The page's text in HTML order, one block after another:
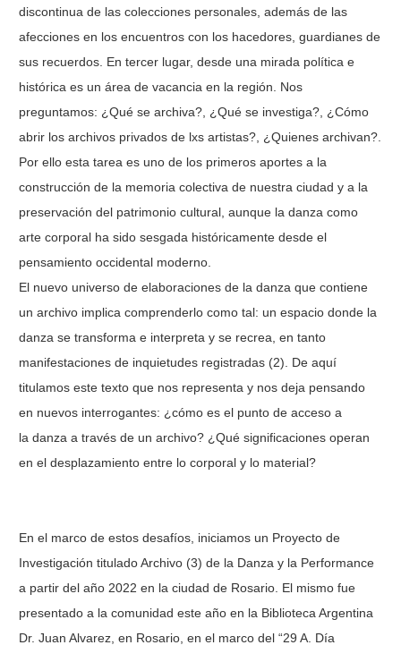
discontinua de las colecciones personales, además de las
afecciones en los encuentros con los hacedores, guardianes de
sus recuerdos. En tercer lugar, desde una mirada política e
histórica es un área de vacancia en la región. Nos
preguntamos: ¿Qué se archiva?, ¿Qué se investiga?, ¿Cómo
abrir los archivos privados de lxs artistas?, ¿Quienes archivan?.
Por ello esta tarea es uno de los primeros aportes a la
construcción de la memoria colectiva de nuestra ciudad y a la
preservación del patrimonio cultural, aunque la danza como
arte corporal ha sido sesgada históricamente desde el
pensamiento occidental moderno.
El nuevo universo de elaboraciones de la danza que contiene
un archivo implica comprenderlo como tal: un espacio donde la
danza se transforma e interpreta y se recrea, en tanto
manifestaciones de inquietudes registradas (2). De aquí
titulamos este texto que nos representa y nos deja pensando
en nuevos interrogantes: ¿cómo es el punto de acceso a
la danza a través de un archivo? ¿Qué significaciones operan
en el desplazamiento entre lo corporal y lo material?
En el marco de estos desafíos, iniciamos un Proyecto de
Investigación titulado Archivo (3) de la Danza y la Performance
a partir del año 2022 en la ciudad de Rosario. El mismo fue
presentado a la comunidad este año en la Biblioteca Argentina
Dr. Juan Alvarez, en Rosario, en el marco del “29 A. Día